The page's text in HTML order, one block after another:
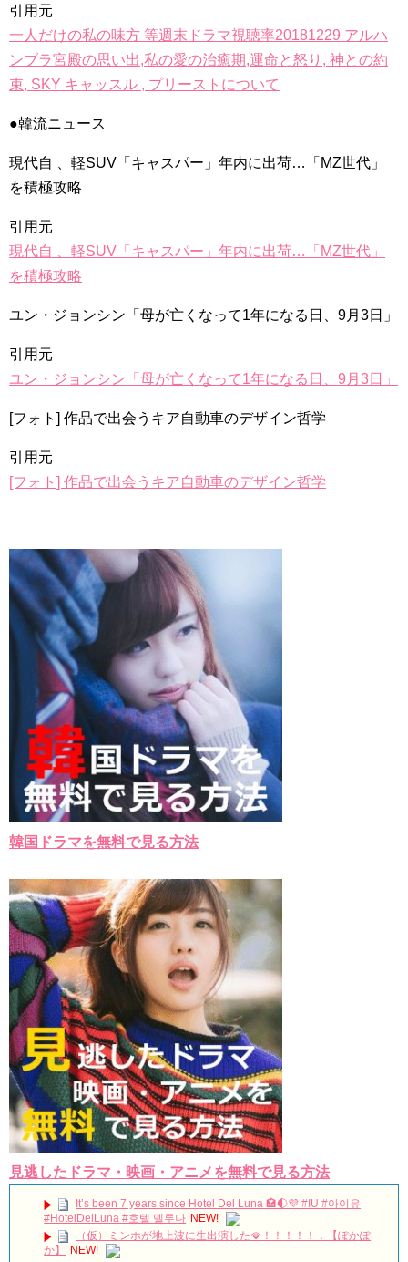
引用元
一人だけの私の味方 等週末ドラマ視聴率20181229 アルハ
ンブラ宮殿の思い出,私の愛の治癒期,運命と怒り, 神との約
束, SKY キャッスル , プリーストについて
●韓流ニュース
現代自 、軽SUV「キャスパー」年内に出荷…「MZ世代」
を積極攻略
引用元
現代自 、軽SUV「キャスパー」年内に出荷…「MZ世代」
を積極攻略
ユン・ジョンシン「母が亡くなって1年になる日、9月3日」
引用元
ユン・ジョンシン「母が亡くなって1年になる日、9月3日」
[フォト] 作品で出会うキア自動車のデザイン哲学
引用元
[フォト] 作品で出会うキア自動車のデザイン哲学
韓国ドラマを無料で見る方法
見逃したドラマ・映画・アニメを無料で見る方法
It’s been 7 years since Hotel Del Luna 🏩🌓💜 #IU #아이유
#HotelDelLuna #호텔 델루나 NEW!
（仮）ミンホが地上波に生出演した🪭！！！！！．【ぽかぽ
か】
NEW!